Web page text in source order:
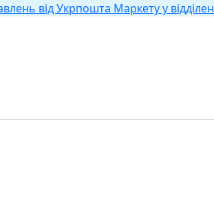
від Укрпошта Маркету у